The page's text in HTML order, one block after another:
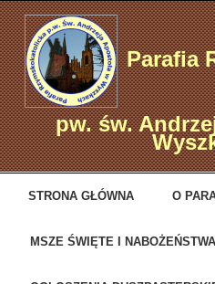
Parafia
pw. św.
STRONA GŁÓWNA O
MSZE ŚWIĘTE I NABOŻEŃSTWA